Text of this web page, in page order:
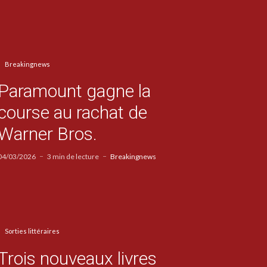
Breakingnews
gagne la
au rachat de
Bros.
03/2026 3 min de lecture Breakingnews
Sorties littéraires
nouveaux livres